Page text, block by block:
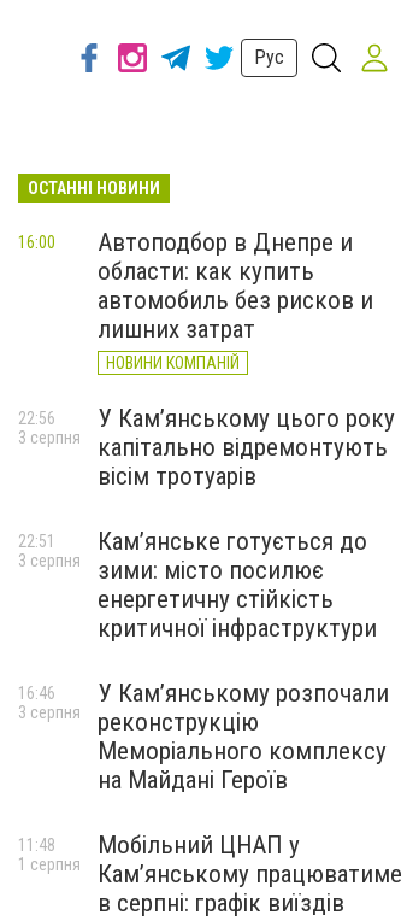
Рус
ОСТАННІ НОВИНИ
Автоподбор в Днепре и
области: как купить
автомобиль без рисков и
лишних затрат
НОВИНИ КОМПАНІЙ
16:00
У Кам’янському цього року
капітально відремонтують
вісім тротуарів
22:56
3 серпня
Кам’янське готується до
зими: місто посилює
енергетичну стійкість
критичної інфраструктури
22:51
3 серпня
У Кам’янському розпочали
реконструкцію
Меморіального комплексу
на Майдані Героїв
16:46
3 серпня
Мобільний ЦНАП у
Кам’янському працюватиме
в серпні: графік виїздів
11:48
1 серпня